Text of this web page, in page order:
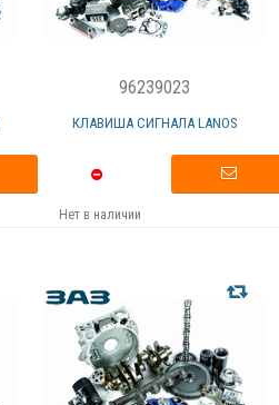
96239023
КЛАВИША СИГНАЛА LANOS
Нет в наличии